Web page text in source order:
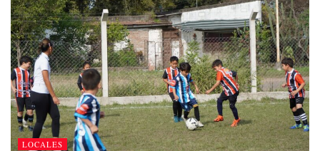
LOCALES